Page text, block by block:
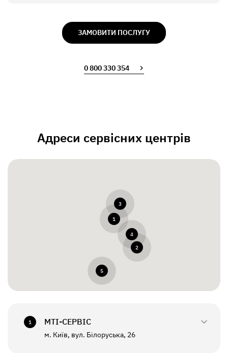
ЗАМОВИТИ ПОСЛУГУ
0 800 330 354
Адреси сервісних центрів
1
2
3
4
5
1 МТI-СЕРВІС
м. Київ, вул. Білоруська, 26